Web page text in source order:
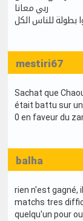
ربي معانا
بطولة للناس الكل
mestiri67
Sachat que
était battu sur
0 en faveur du
balha
rien n'est gagné,
matchs tres
quelqu'un pour